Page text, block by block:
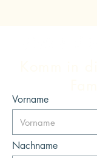
Vorname
Nachname